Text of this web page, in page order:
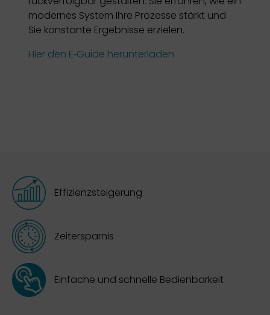
modernes System Ihre Prozesse stärkt und
Sie konstante Ergebnisse erzielen.
Hier den E‑Guide herunterladen
Effizienzsteigerung
Zeitersparnis
Einfache und schnelle Bedienbarkeit